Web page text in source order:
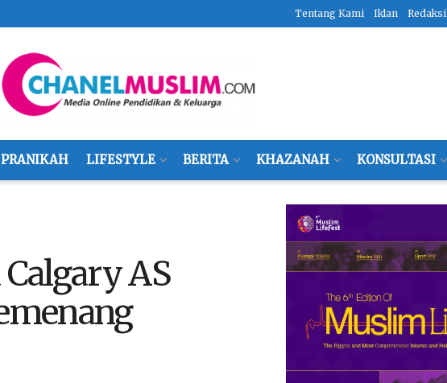
Tentang Kami Iklan Redaksi
PRANIKAH LIFESTYLE BERITA KHAZANAH KONSULTASI
AS